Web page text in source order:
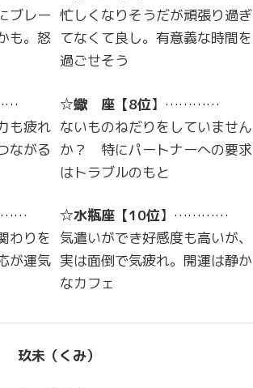
ブレー
も。怒
忙しくなりそうだが頑張り過ぎ
てなくて良し。有意義な時間を
過ごせそう
も疲れ
ながる
☆蠍 座【8位】…………
ないものねだりをしていません
か？ 特にパートナーへの要求
はトラブルのもと
わりを
が運気
☆水瓶座【10位】…………
気遣いができ好感度も高いが、
実は面倒で気疲れ。開運は静か
なカフェ
玖未（くみ）